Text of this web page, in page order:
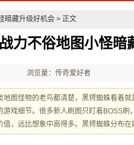
暗藏升级好机会 > 正文
力不俗地图小怪暗
浏览量：传奇爱好者
地图怪物的老鸟都清楚，黑锷蜘蛛看着
游戏细节。很多新人刷图只盯着BOSS刷
值，远比想象中高得多。黑锷蜘蛛分布